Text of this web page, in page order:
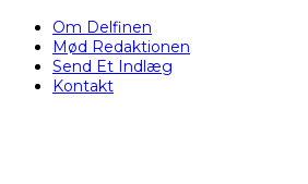
Om Delfinen
Mød Redaktionen
Send Et Indlæg
Kontakt